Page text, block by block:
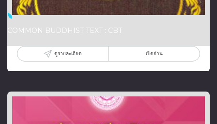
COMMON BUDDHIST TEXT : CBT
ดูรายละเอียด เปิดอ่าน